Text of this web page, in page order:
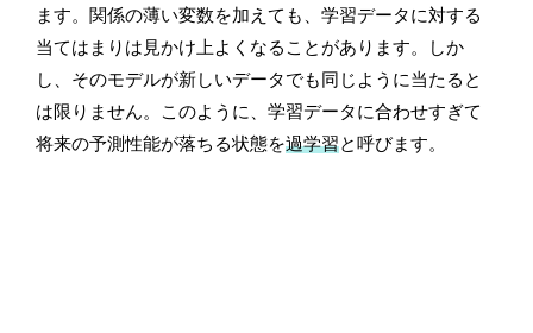
ます。関係の薄い変数を加えても、学習データに対する
当てはまりは見かけ上よくなることがあります。しか
し、そのモデルが新しいデータでも同じように当たると
は限りません。このように、学習データに合わせすぎて
将来の予測性能が落ちる状態を過学習と呼びます。